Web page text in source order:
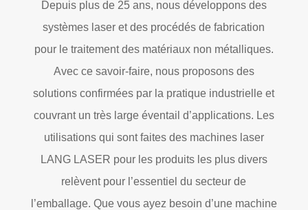
Depuis plus de 25 ans, nous développons des
systèmes laser et des procédés de fabrication
pour le traitement des matériaux non métalliques.
Avec ce savoir-faire, nous proposons des
solutions confirmées par la pratique industrielle et
couvrant un très large éventail d’applications. Les
utilisations qui sont faites des machines laser
LANG LASER pour les produits les plus divers
relèvent pour l’essentiel du secteur de
l’emballage. Que vous ayez besoin d’une machine